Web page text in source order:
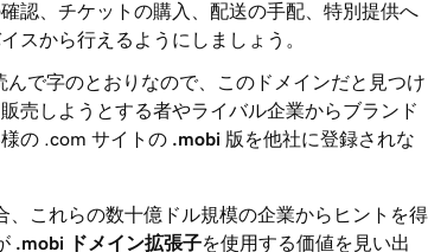
認、チケットの購入、配送の手配、特別提供へ
スから行えるようにしましょう。
んで字のとおりなので、このドメインだと見つけ
売しようとする者やライバル企業からブランド
の .com サイトの .mobi 版を他社に登録されな
これらの数十億ドル規模の企業からヒントを得
.mobi ドメイン拡張子を使用する価値を見い出